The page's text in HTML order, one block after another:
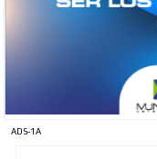
ADS-1A